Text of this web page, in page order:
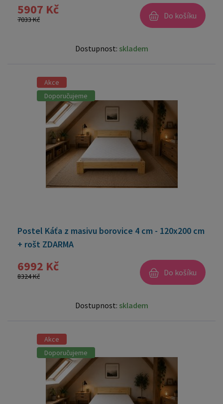
5907 Kč
7033 Kč Do košíku
Dostupnost: skladem
Akce
Doporučujeme
Postel Káťa z masivu borovice 4 cm - 120x200 cm
+ rošt ZDARMA
6992 Kč
8324 Kč Do košíku
Dostupnost: skladem
Akce
Doporučujeme